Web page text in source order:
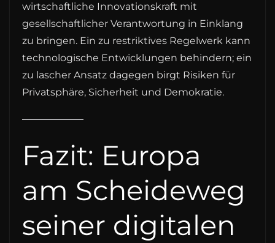
wirtschaftliche Innovationskraft mit
gesellschaftlicher Verantwortung in Einklang
zu bringen. Ein zu restriktives Regelwerk kann
technologische Entwicklungen behindern; ein
zu lascher Ansatz dagegen birgt Risiken für
Privatsphäre, Sicherheit und Demokratie.
Fazit: Europa
am Scheideweg
seiner digitalen